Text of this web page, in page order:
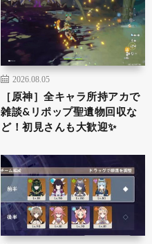
2026.08.05
［原神］全キャラ所持アカで
雑談&リポップ聖遺物回収な
ど！初見さんも大歓迎✨